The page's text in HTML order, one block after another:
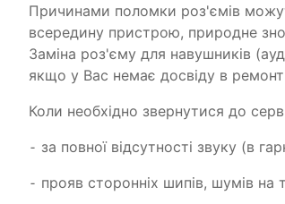
Причинами поломки роз'ємів
всередину пристрою, природне
Заміна роз'єму для навушників
якщо у Вас немає досвіду в
Коли необхідно звернутися до
⁃ за повної відсутності звуку (в
⁃ прояв сторонніх шипів, шумів на